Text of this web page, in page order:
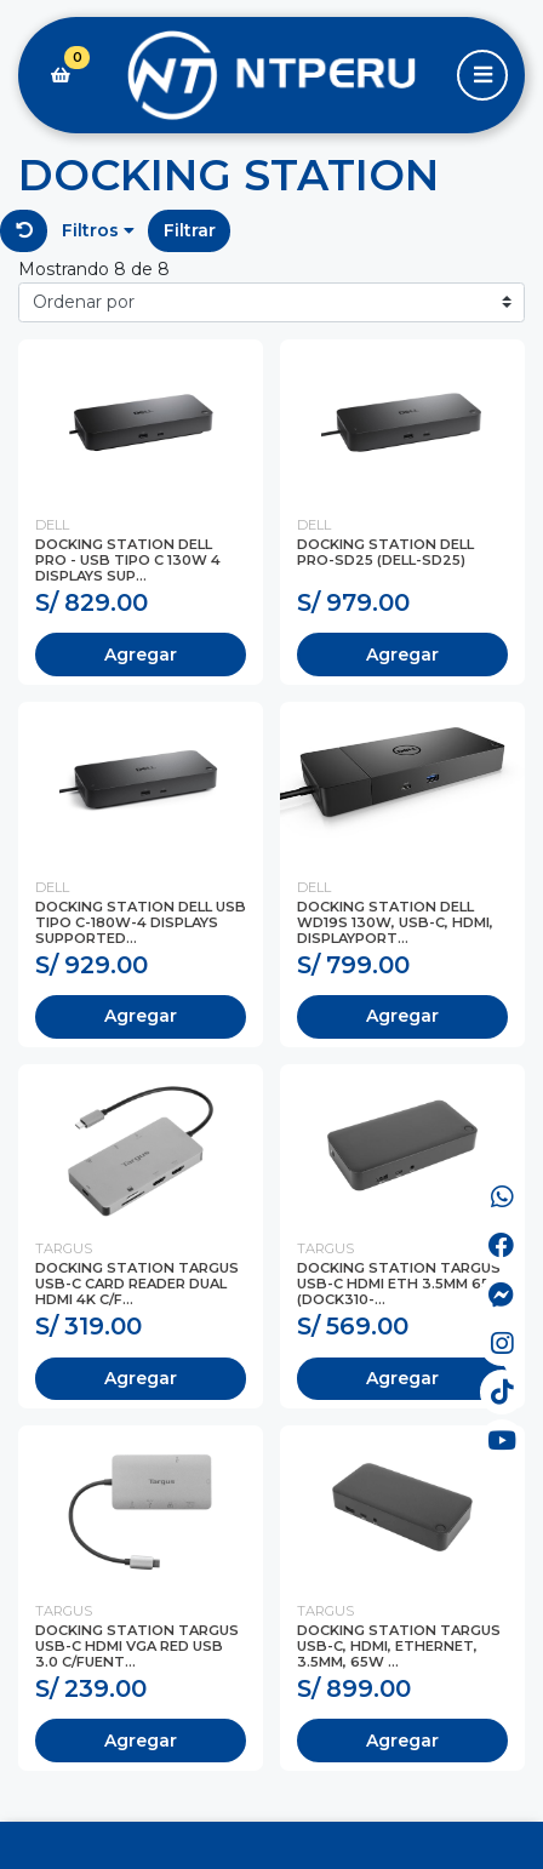
0
DOCKING STATION
Filtros
Filtrar
Mostrando 8 de 8
DELL
DOCKING STATION DELL
PRO - USB TIPO C 130W 4
DISPLAYS SUP...
S/ 829.00
Agregar
DELL
DOCKING STATION DELL
PRO-SD25 (DELL-SD25)
S/ 979.00
Agregar
DELL
DOCKING STATION DELL USB
TIPO C-180W-4 DISPLAYS
SUPPORTED...
S/ 929.00
Agregar
DELL
DOCKING STATION DELL
WD19S 130W, USB-C, HDMI,
DISPLAYPORT...
S/ 799.00
Agregar
TARGUS
DOCKING STATION TARGUS
USB-C CARD READER DUAL
HDMI 4K C/F...
S/ 319.00
Agregar
TARGUS
DOCKING STATION TARGUS
USB-C HDMI ETH 3.5MM 65W
(DOCK310-...
S/ 569.00
Agregar
TARGUS
DOCKING STATION TARGUS
USB-C HDMI VGA RED USB
3.0 C/FUENT...
S/ 239.00
Agregar
TARGUS
DOCKING STATION TARGUS
USB-C, HDMI, ETHERNET,
3.5MM, 65W ...
S/ 899.00
Agregar